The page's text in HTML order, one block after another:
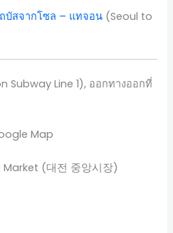
ถบัสจากโซล – แทจอน (Seoul to
Subway Line 1), ออกทางออกที่
Map
(대전 중앙시장)